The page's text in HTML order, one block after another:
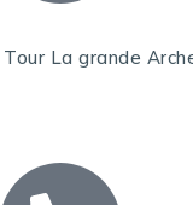
Tour La grande